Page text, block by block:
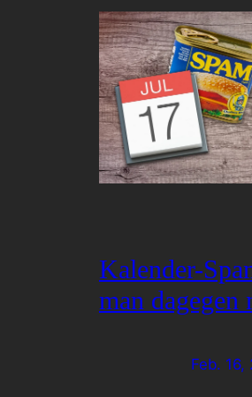
Kalender-
man dagegen
Feb. 16,